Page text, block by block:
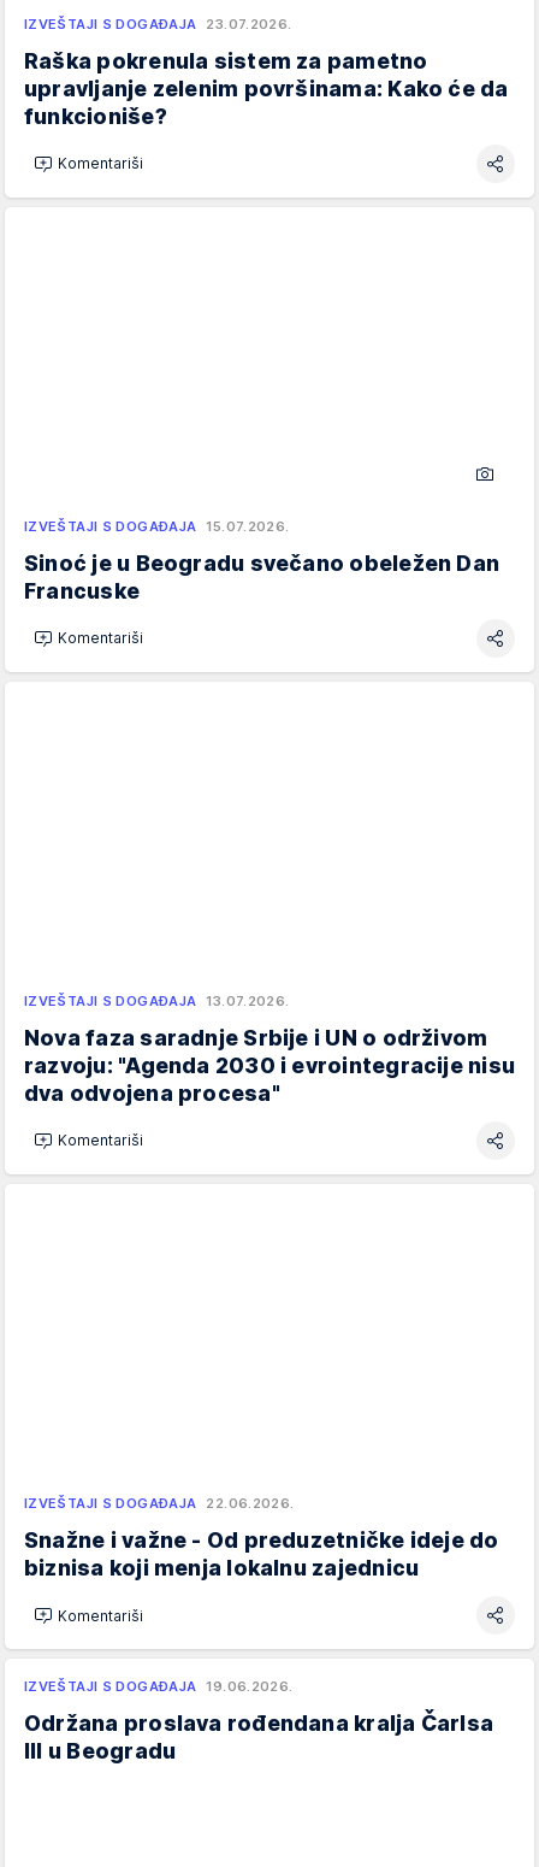
IZVEŠTAJI S DOGAĐAJA 23.07.2026.
Raška pokrenula sistem za pametno
upravljanje zelenim površinama: Kako će da
funkcioniše?
Komentariši
IZVEŠTAJI S DOGAĐAJA 15.07.2026.
Sinoć je u Beogradu svečano obeležen Dan
Francuske
Komentariši
IZVEŠTAJI S DOGAĐAJA 13.07.2026.
Nova faza saradnje Srbije i UN o održivom
razvoju: "Agenda 2030 i evrointegracije nisu
dva odvojena procesa"
Komentariši
IZVEŠTAJI S DOGAĐAJA 22.06.2026.
Snažne i važne - Od preduzetničke ideje do
biznisa koji menja lokalnu zajednicu
Komentariši
IZVEŠTAJI S DOGAĐAJA 19.06.2026.
Održana proslava rođendana kralja Čarlsa
III u Beogradu